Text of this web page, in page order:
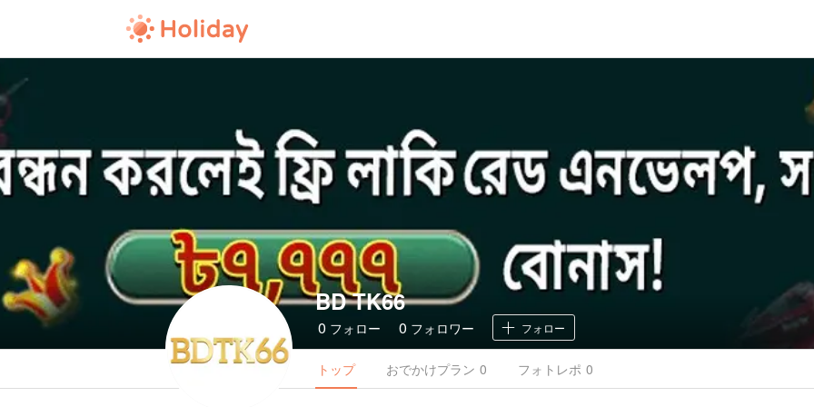
BD TK66
0 フォロー 0 フォロワー フォロー
トップ おでかけプラン 0 フォトレポ 0